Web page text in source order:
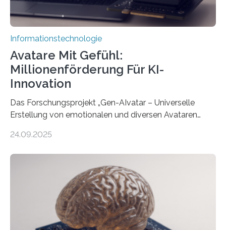
Informationstechnologie
Avatare Mit Gefühl:
Millionenförderung Für KI-
Innovation
Das Forschungsprojekt „Gen-AIvatar – Universelle
Erstellung von emotionalen und diversen Avataren
Förderung in Höhe von rund 2 Millionen Euro. Dabei
der MindPort GmbH eine neuartige, KI-gestützte
Lösung zur Erzeugung von Emotionen für realistische
Avatare. Gen-AIvatar entwickelt innovative und
kosteneffiziente Methoden, um lebensechte Avatare zu
erstellen. „Besonders wichtig ist uns eine ganzheitliche
24.09.2025